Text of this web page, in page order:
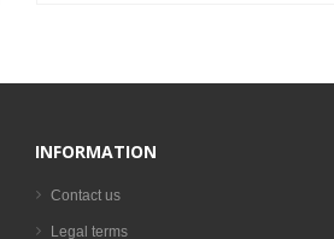
INFORMATION
Contact us
Legal terms